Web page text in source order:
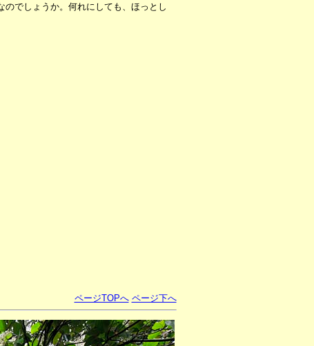
でしょうか。何れにしても、ほっとし
ページTOPへ ページ下へ